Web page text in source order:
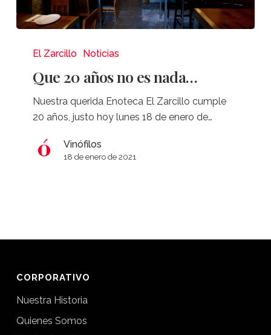
nada…
El Zarcillo Noticias
Que 20 años no es nada…
Nuestra querida Enoteca El Zarcillo cumple
20 años, justo hoy lunes 18 de enero de…
Vinófilos
18 de enero de 2021
CORPORATIVO
Nuestra Historia
Quienes Somos